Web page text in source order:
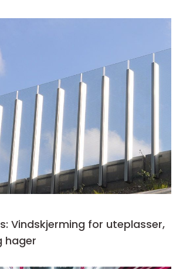
Vindskjerming for uteplasser,
hager